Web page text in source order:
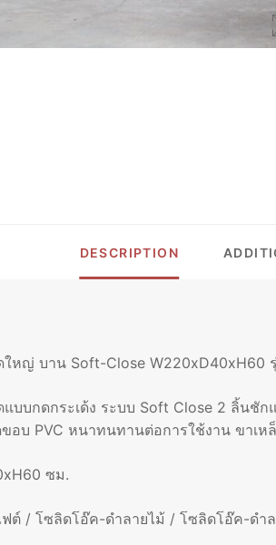
DESCRIPTION
หญ่ บาน Soft-Close W220xD40xH60
บบกดกระเด้ง ระบบ Soft Close 2 ลิ้น
บ PVC หนาทนทานต่อการใช้งาน ขาเห
ซม.
ต์ / โซลิดโอ๊ค-ดำลายไม้ / โซลิดโอ๊ค-ดำ